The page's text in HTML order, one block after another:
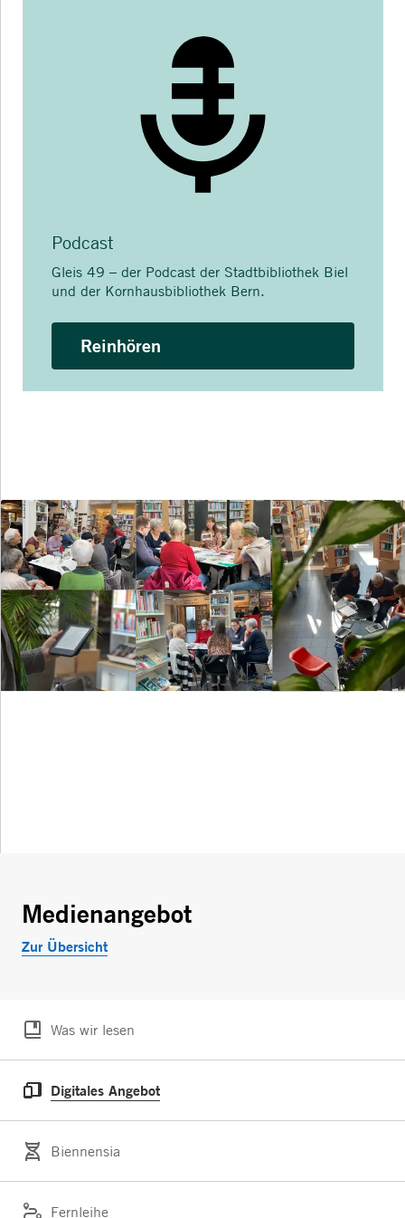
Medienangebot
Zur Übersicht
Was wir lesen
Digitales Angebot
Biennensia
Fernleihe
Podcast
Gleis 49 – der Podcast der Stadtbibliothek Biel
und der Kornhausbibliothek Bern.
Reinhören